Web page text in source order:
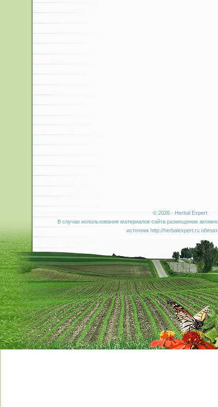
© 2026 - Herbal Expert
В случае использования материалов сайта размещение
источник http://herbalexpert.ru